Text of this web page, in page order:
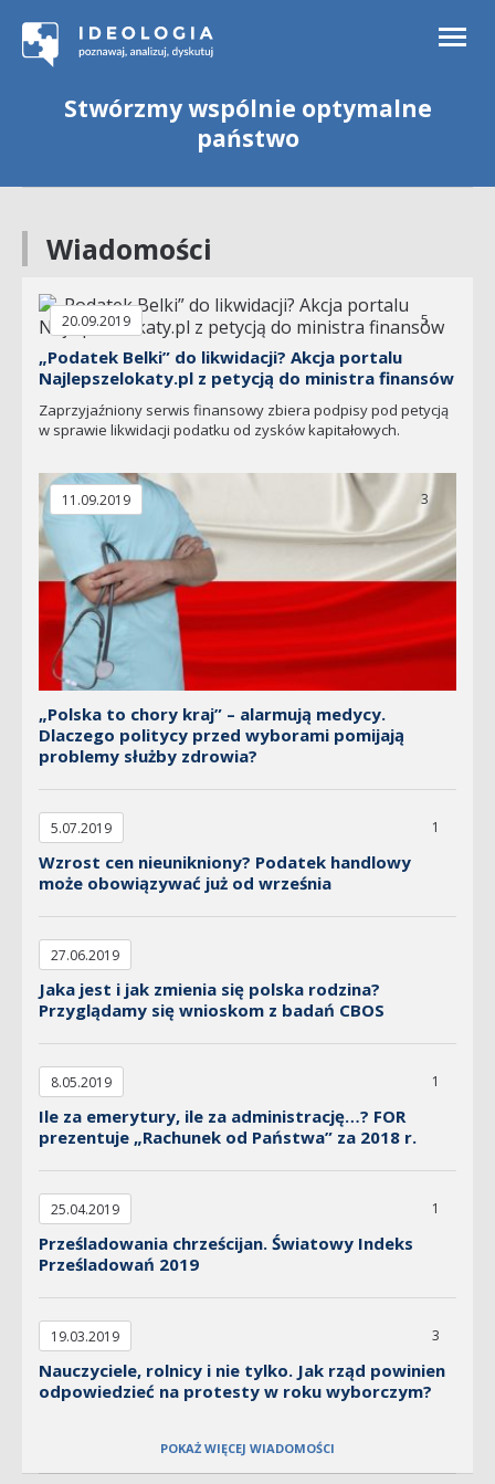
Stwórzmy wspólnie optymalne
państwo
Wiadomości
20.09.2019 5
„Podatek Belki” do likwidacji? Akcja portalu
Najlepszelokaty.pl z petycją do ministra finansów
Zaprzyjaźniony serwis finansowy zbiera podpisy pod petycją
w sprawie likwidacji podatku od zysków kapitałowych.
11.09.2019 3
„Polska to chory kraj” – alarmują medycy.
Dlaczego politycy przed wyborami pomijają
problemy służby zdrowia?
5.07.2019 1
Wzrost cen nieunikniony? Podatek handlowy
może obowiązywać już od września
27.06.2019
Jaka jest i jak zmienia się polska rodzina?
Przyglądamy się wnioskom z badań CBOS
8.05.2019 1
Ile za emerytury, ile za administrację…? FOR
prezentuje „Rachunek od Państwa” za 2018 r.
25.04.2019 1
Prześladowania chrześcijan. Światowy Indeks
Prześladowań 2019
19.03.2019 3
Nauczyciele, rolnicy i nie tylko. Jak rząd powinien
odpowiedzieć na protesty w roku wyborczym?
POKAŻ WIĘCEJ WIADOMOŚCI